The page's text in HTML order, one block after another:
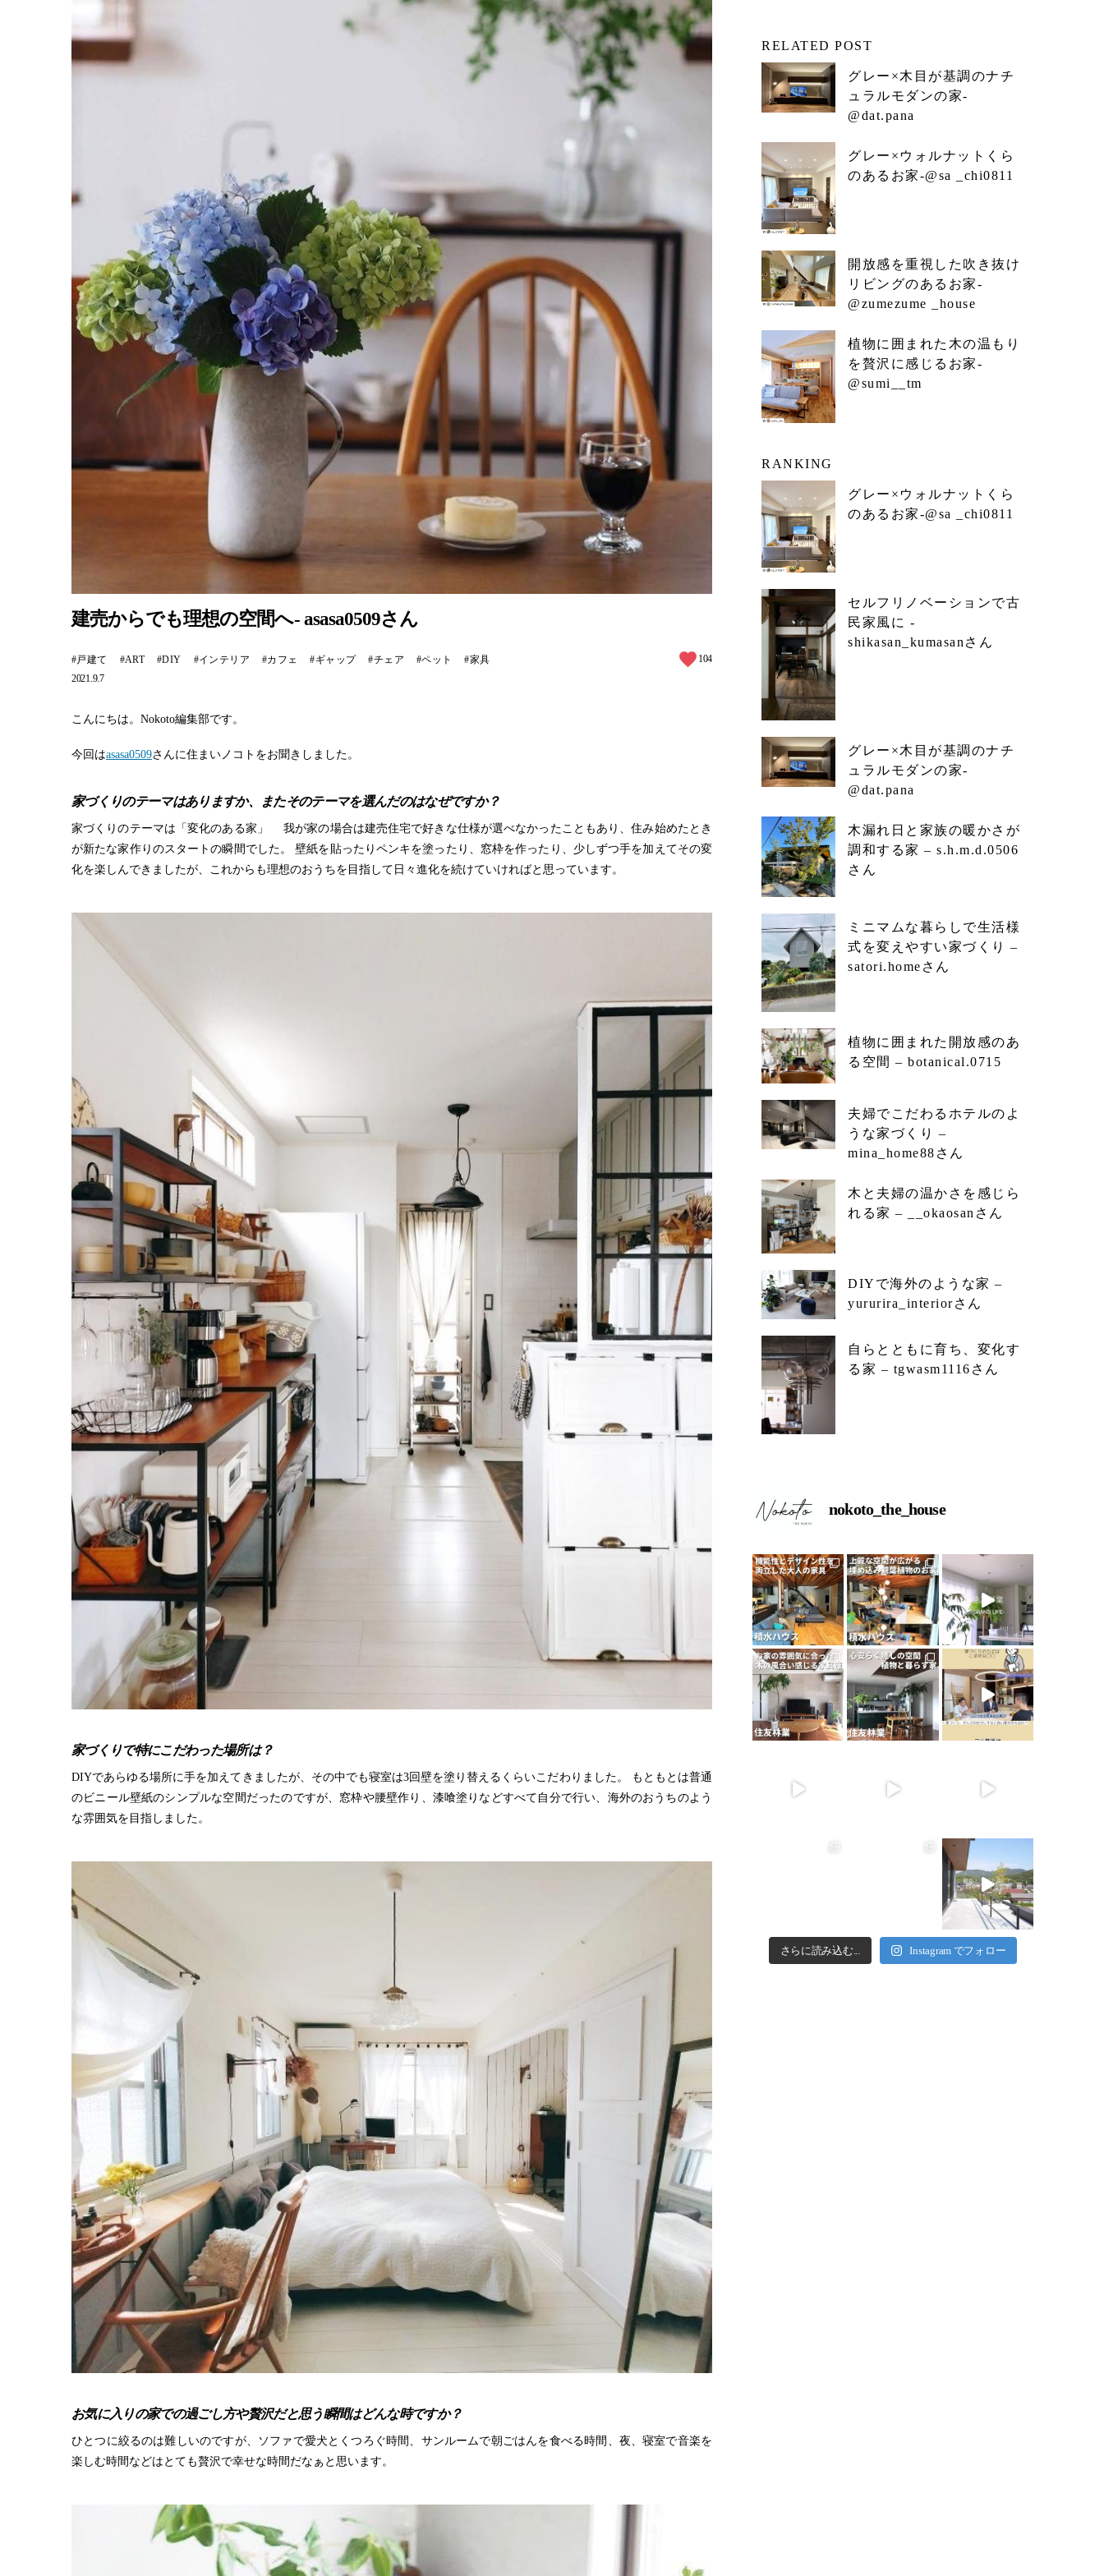
建売からでも理想の空間へ- asasa0509さん
戸建て ART DIY インテリア カフェ ギャップ チェア ペット 家具
104
2021.9.7
こんにちは。Nokoto編集部です。
今回はasasa0509さんに住まいノコトをお聞きしました。
家づくりのテーマはありますか、またそのテーマを選んだのはなぜですか？
家づくりのテーマは「変化のある家」 我が家の場合は建売住宅で好きな仕様が選べなかったこともあり、住み始めたとき
が新たな家作りのスタートの瞬間でした。 壁紙を貼ったりペンキを塗ったり、窓枠を作ったり、少しずつ手を加えてその変
化を楽しんできましたが、これからも理想のおうちを目指して日々進化を続けていければと思っています。
家づくりで特にこだわった場所は？
DIYであらゆる場所に手を加えてきましたが、その中でも寝室は3回壁を塗り替えるくらいこだわりました。 もともとは普通
のビニール壁紙のシンプルな空間だったのですが、窓枠や腰壁作り、漆喰塗りなどすべて自分で行い、海外のおうちのよう
な雰囲気を目指しました。
お気に入りの家での過ごし方や贅沢だと思う瞬間はどんな時ですか？
ひとつに絞るのは難しいのですが、ソファで愛犬とくつろぐ時間、サンルームで朝ごはんを食べる時間、夜、寝室で音楽を
楽しむ時間などはとても贅沢で幸せな時間だなぁと思います。
RELATED POST
グレー×木目が基調のナチ
ュラルモダンの家-
@dat.pana
グレー×ウォルナットくら
のあるお家-@sa _chi0811
開放感を重視した吹き抜け
リビングのあるお家-
@zumezume _house
植物に囲まれた木の温もり
を贅沢に感じるお家-
@sumi__tm
RANKING
グレー×ウォルナットくら
のあるお家-@sa _chi0811
セルフリノベーションで古
民家風に -
shikasan_kumasanさん
グレー×木目が基調のナチ
ュラルモダンの家-
@dat.pana
木漏れ日と家族の暖かさが
調和する家 – s.h.m.d.0506
さん
ミニマムな暮らしで生活様
式を変えやすい家づくり –
satori.homeさん
植物に囲まれた開放感のあ
る空間 – botanical.0715
夫婦でこだわるホテルのよ
うな家づくり –
mina_home88さん
木と夫婦の温かさを感じら
れる家 – __okaosanさん
DIYで海外のような家 –
yururira_interiorさん
自らとともに育ち、変化す
る家 – tgwasm1116さん
nokoto_the_house
さらに読み込む... Instagram でフォロー